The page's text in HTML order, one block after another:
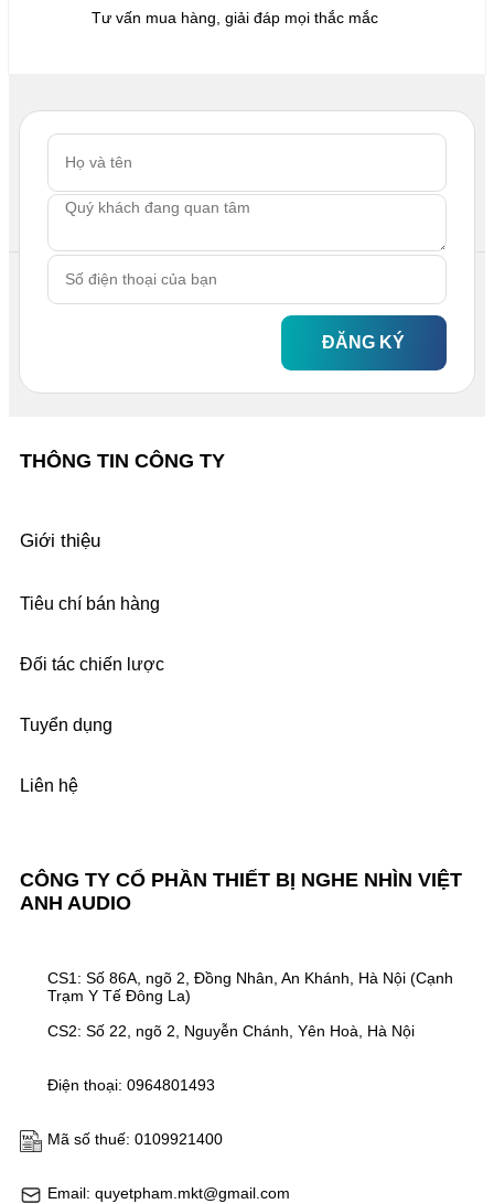
Tư vấn mua hàng, giải đáp mọi thắc mắc
ĐĂNG KÝ
CÔNG TY CỔ PHẦN THIẾT BỊ NGHE NHÌN VIỆT
ANH AUDIO
Email: quyetpham.mkt@gmail.com
Mã số thuế: 0109921400
Điện thoại: 0964801493
CS1: Số 86A, ngõ 2, Đồng Nhân, An Khánh, Hà Nội (Cạnh
Trạm Y Tế Đông La)
CS2: Số 22, ngõ 2, Nguyễn Chánh, Yên Hoà, Hà Nội
THÔNG TIN CÔNG TY
Giới thiệu
Tiêu chí bán hàng
Đối tác chiến lược
Tuyển dụng
Liên hệ